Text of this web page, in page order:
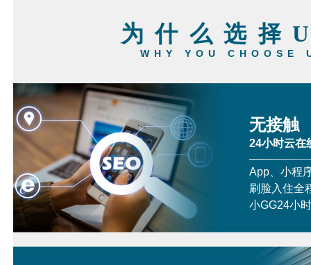
为什么选择
WHY YOU CHOOSE
无接触
24小时云在
App、小程
刷脸入住全
小GG24小